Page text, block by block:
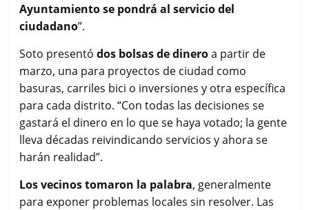
Ayuntamiento se pondrá al servicio del
ciudadano”.
Soto presentódos bolsas de dineroa partir de
marzo, una para proyectos de ciudad como
basuras, carriles bici o inversiones y otra específica
para cada distrito. “Con todas las decisiones se
gastará el dinero en lo que se haya votado; la gente
lleva décadas reivindicando servicios y ahora se
harán realidad”.
Los vecinos tomaron la palabra, generalmente
para exponer problemas locales sin resolver. Las